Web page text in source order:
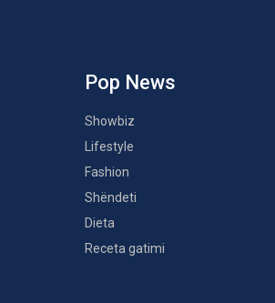
Pop News
Showbiz
Lifestyle
Fashion
Shëndeti
Dieta
Receta gatimi